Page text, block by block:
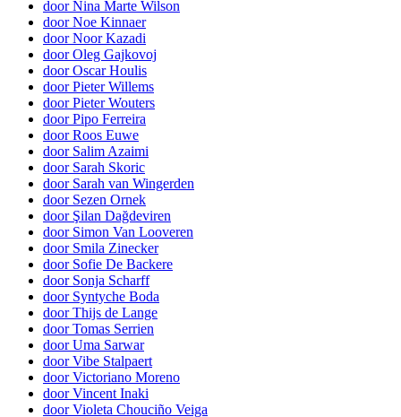
door Nina Marte Wilson
door Noe Kinnaer
door Noor Kazadi
door Oleg Gajkovoj
door Oscar Houlis
door Pieter Willems
door Pieter Wouters
door Pipo Ferreira
door Roos Euwe
door Salim Azaimi
door Sarah Skoric
door Sarah van Wingerden
door Sezen Ornek
door Şilan Dağdeviren
door Simon Van Looveren
door Smila Zinecker
door Sofie De Backere
door Sonja Scharff
door Syntyche Boda
door Thijs de Lange
door Tomas Serrien
door Uma Sarwar
door Vibe Stalpaert
door Victoriano Moreno
door Vincent Inaki
door Violeta Chouciño Veiga